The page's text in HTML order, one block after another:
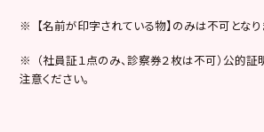
※ 【名前が印字されている物】のみは不可となり
※ （社員証１点のみ、診察券２枚は不可）公的証
注意ください。